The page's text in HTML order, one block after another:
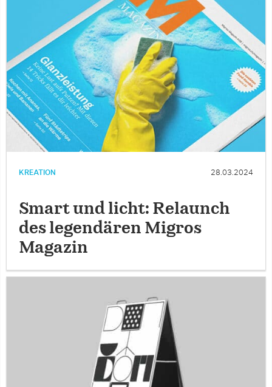
KREATION 28.03.2024
Smart und licht: Relaunch
des legendären Migros
Magazin